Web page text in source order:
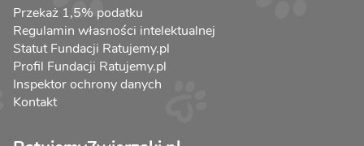
Przekaż 1,5% podatku
Regulamin własności intelektualnej
Statut Fundacji Ratujemy.pl
Profil Fundacji Ratujemy.pl
Inspektor ochrony danych
Kontakt